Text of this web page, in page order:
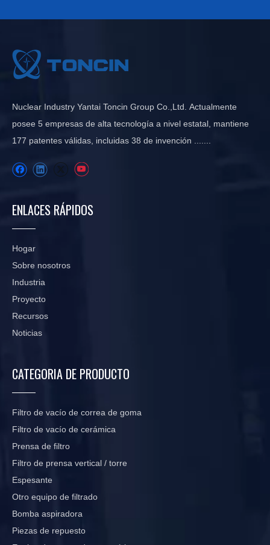
Nuclear Industry Yantai Toncin Group Co.,Ltd. Actualmente
posee 5 empresas de alta tecnología a nivel estatal, mantiene
177 patentes válidas, incluidas 38 de invención .......
ENLACES RÁPIDOS
Hogar
Sobre nosotros
Industria
Proyecto
Recursos
Noticias
CATEGORIA DE PRODUCTO
Filtro de vacío de correa de goma
Filtro de vacío de cerámica
Prensa de filtro
Filtro de prensa vertical / torre
Espesante
Otro equipo de filtrado
Bomba aspiradora
Piezas de repuesto